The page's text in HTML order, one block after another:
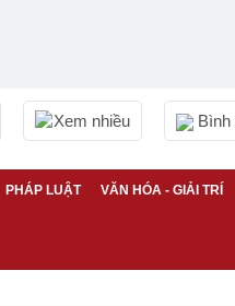
Xem nhiều Bình
PHÁP LUẬT VĂN HÓA - GIẢI TRÍ